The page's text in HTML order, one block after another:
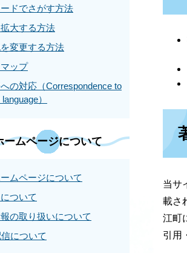
当サ
載さ
江町
引用
ドでさがす方法
大する方法
変更する方法
ップ
の対応（Correspondence to
）
ームページについて
ムページについて
ついて
の取り扱いについて
について